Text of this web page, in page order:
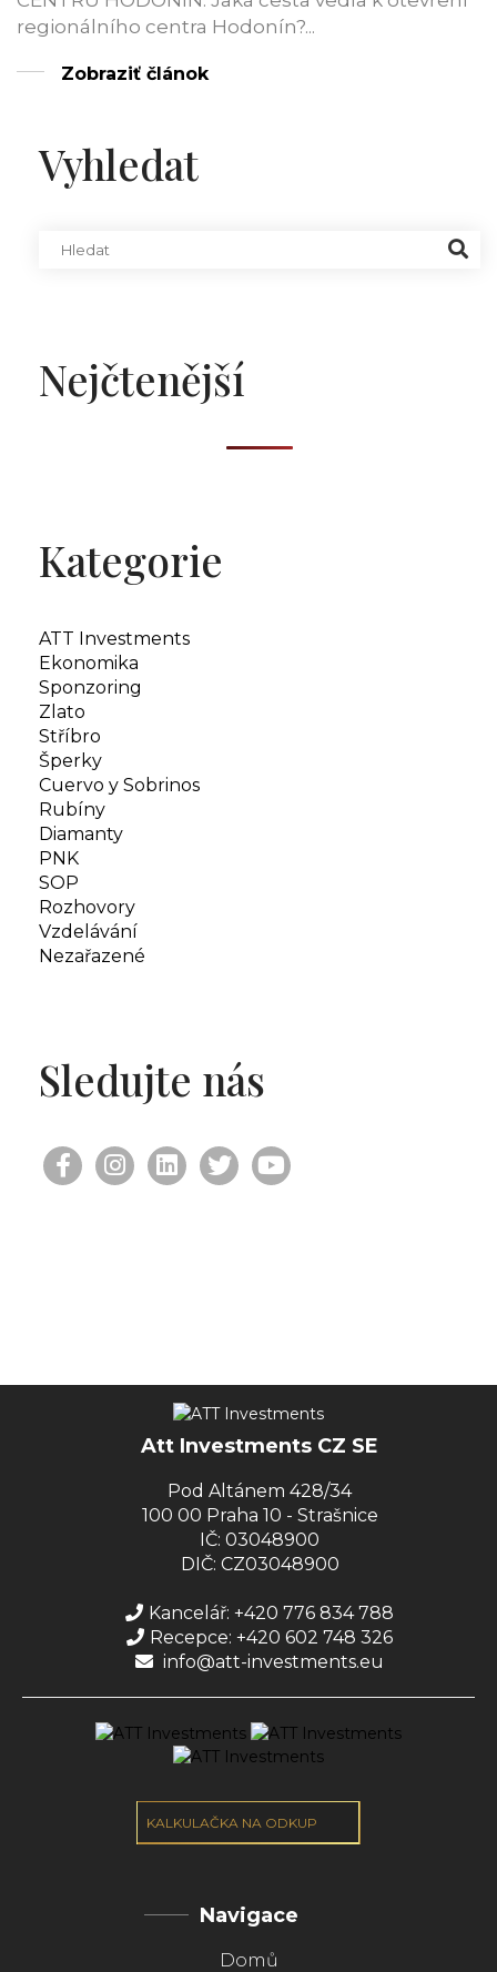
regionálního centra Hodonín?...
Zobraziť článok
Vyhledat
Nejčtenější
Kategorie
ATT Investments
Ekonomika
Sponzoring
Zlato
Stříbro
Šperky
Cuervo y Sobrinos
Rubíny
Diamanty
PNK
SOP
Rozhovory
Vzdelávání
Nezařazené
Sledujte nás
Att Investments CZ SE
Pod Altánem 428/34
100 00 Praha 10 - Strašnice
IČ: 03048900
DIČ: CZ03048900
Kancelář: +420 776 834 788
Recepce: +420 602 748 326
info@att-investments.eu
KALKULAČKA NA ODKUP
Navigace
Domů